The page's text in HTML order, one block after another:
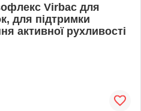
Virbac для
для підтримки
активної рухливості